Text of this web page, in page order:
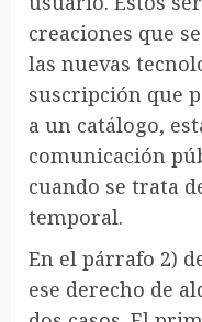
creaciones que
las nuevas
suscripción que
a un catálogo,
comunicación
cuando se trata
temporal.
En el párrafo 2)
ese derecho de